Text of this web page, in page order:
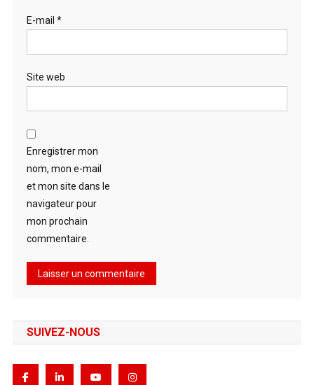
E-mail *
Site web
Enregistrer mon
nom, mon e-mail
et mon site dans le
navigateur pour
mon prochain
commentaire.
SUIVEZ-NOUS